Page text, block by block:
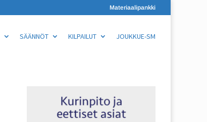
Materiaalipankki
SÄÄNNÖT KILPAILUT JOUKKUE-SM